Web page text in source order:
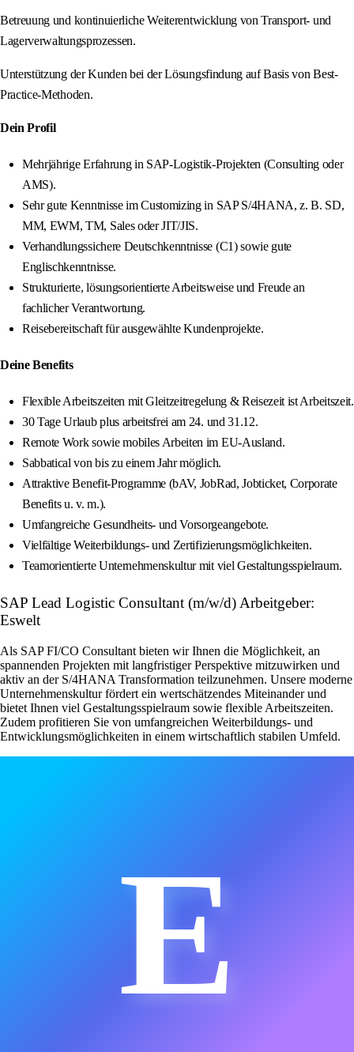
Betreuung und kontinuierliche Weiterentwicklung von Transport- und
Lagerverwaltungsprozessen.
Unterstützung der Kunden bei der Lösungsfindung auf Basis von Best-
Practice-Methoden.
Dein Profil
Mehrjährige Erfahrung in SAP-Logistik-Projekten (Consulting oder
AMS).
Sehr gute Kenntnisse im Customizing in SAP S/4HANA, z. B. SD,
MM, EWM, TM, Sales oder JIT/JIS.
Verhandlungssichere Deutschkenntnisse (C1) sowie gute
Englischkenntnisse.
Strukturierte, lösungsorientierte Arbeitsweise und Freude an
fachlicher Verantwortung.
Reisebereitschaft für ausgewählte Kundenprojekte.
Deine Benefits
Flexible Arbeitszeiten mit Gleitzeitregelung & Reisezeit ist Arbeitszeit.
30 Tage Urlaub plus arbeitsfrei am 24. und 31.12.
Remote Work sowie mobiles Arbeiten im EU-Ausland.
Sabbatical von bis zu einem Jahr möglich.
Attraktive Benefit-Programme (bAV, JobRad, Jobticket, Corporate
Benefits u. v. m.).
Umfangreiche Gesundheits- und Vorsorgeangebote.
Vielfältige Weiterbildungs- und Zertifizierungsmöglichkeiten.
Teamorientierte Unternehmenskultur mit viel Gestaltungsspielraum.
SAP Lead Logistic Consultant (m/w/d) Arbeitgeber:
Eswelt
Als SAP FI/CO Consultant bieten wir Ihnen die Möglichkeit, an
spannenden Projekten mit langfristiger Perspektive mitzuwirken und
aktiv an der S/4HANA Transformation teilzunehmen. Unsere moderne
Unternehmenskultur fördert ein wertschätzendes Miteinander und
bietet Ihnen viel Gestaltungsspielraum sowie flexible Arbeitszeiten.
Zudem profitieren Sie von umfangreichen Weiterbildungs- und
Entwicklungsmöglichkeiten in einem wirtschaftlich stabilen Umfeld.
E